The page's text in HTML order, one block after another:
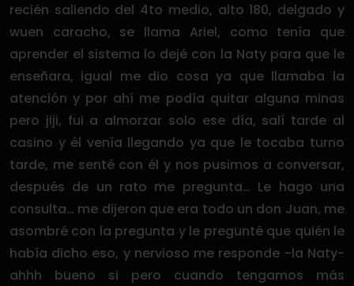
recién saliendo del 4to medio, alto 180, delgado y
wuen caracho, se llama Ariel, como tenía que
aprender el sistema lo dejé con la Naty para que le
enseñara, igual me dio cosa ya que llamaba la
atención y por ahí me podía quitar alguna minas
pero jiji, fui a almorzar solo ese día, salí tarde al
casino y él venía llegando ya que le tocaba turno
tarde, me senté con él y nos pusimos a conversar,
después de un rato me pregunta… Le hago una
consulta… me dijeron que era todo un don Juan, me
asombré con la pregunta y le pregunté que quién le
había dicho eso, y nervioso me responde -la Naty-
ahhh bueno si pero cuando tengamos más